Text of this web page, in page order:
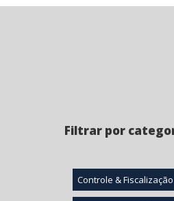
Filtrar por
Controle & Fiscalização